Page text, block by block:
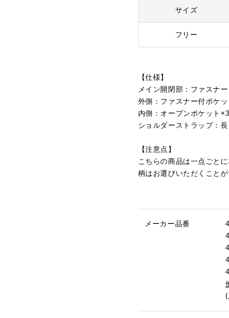
サイズ
フリー
【仕様】
メイン開閉部：ファスナー
外側：ファスナー付ポケッ
内側：オープンポケット×3
ショルダーストラップ：長
【注意点】
こちらの商品は一点ごと
柄はお選びいただくこと
メーカー品番
(